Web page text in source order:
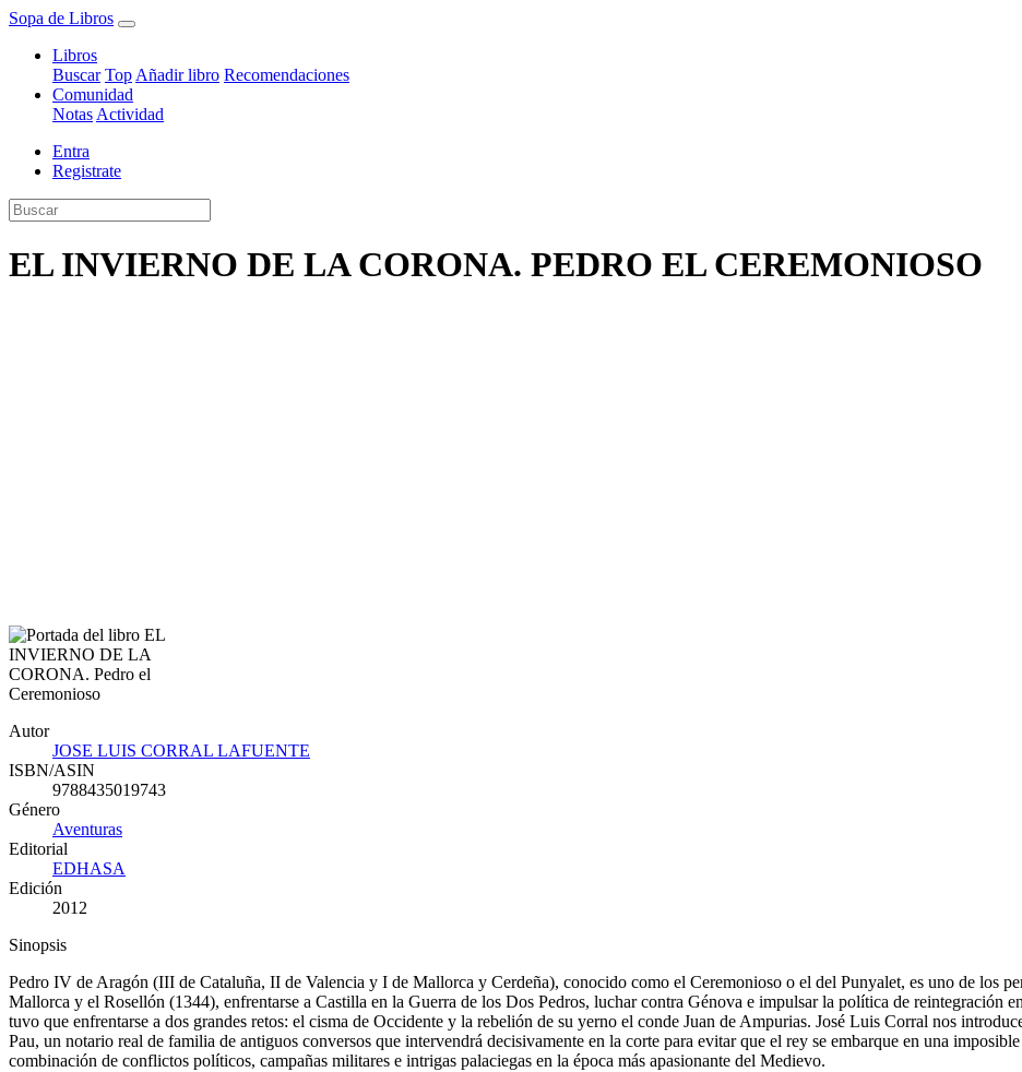
Sopa de Libros
Libros
Buscar Top Añadir libro Recomendaciones
Comunidad
Notas Actividad
Entra
Registrate
EL INVIERNO DE LA CORONA. PEDRO EL CEREMONIOSO
Autor
JOSE LUIS CORRAL LAFUENTE
ISBN/ASIN
9788435019743
Género
Aventuras
Editorial
EDHASA
Edición
2012
Sinopsis
Pedro IV de Aragón (III de Cataluña, II de Valencia y I de Mallorca y Cerdeña), conocido como el Ceremonioso o el del Punyalet, es uno de los
Mallorca y el Rosellón (1344), enfrentarse a Castilla en la Guerra de los Dos Pedros, luchar contra Génova e impulsar la política de reintegración
tuvo que enfrentarse a dos grandes retos: el cisma de Occidente y la rebelión de su yerno el conde Juan de Ampurias. José Luis Corral nos
Pau, un notario real de familia de antiguos conversos que intervendrá decisivamente en la corte para evitar que el rey se embarque en una
combinación de conflictos políticos, campañas militares e intrigas palaciegas en la época más apasionante del Medievo.